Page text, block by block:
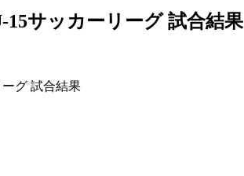
15サッカーリーグ 試合結果